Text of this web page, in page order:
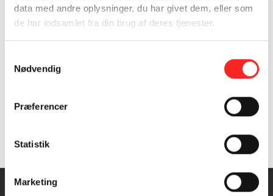
data med andre oplysninger, du har givet dem, eller som
de har indsamlet fra din brug af deres tjenester.
Nødvendig
Præferencer
Statistik
Marketing
INGREDIENSER
4 PERSONER